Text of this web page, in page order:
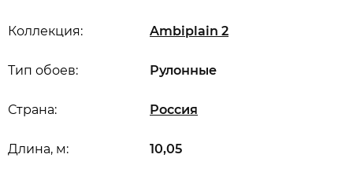
Коллекция: Ambiplain 2
Длина, м: 10,05
Страна: Россия
Тип обоев: Рулонные